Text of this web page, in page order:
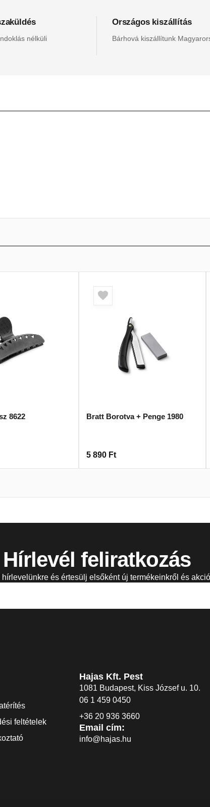
nélküli
Országos kiszállítás
Bárhová kiszállítunk
8622 Bratt Borotva + Penge 1980
5 890 Ft
Hírlevél feliratkozás
hírlevelünkre és értesülj elsőként új termékeinkről és
feltételek
Hajas Kft. Pest
1081 Budapest, Kiss József u. 10.
06 1 459 0450
+36 20 936 3660
Email cím:
info@hajas.hu